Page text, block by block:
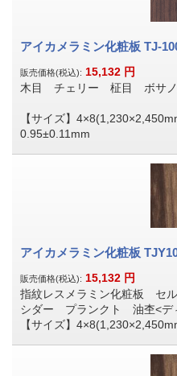
アイカメラミン化粧板 TJ-
販売価格(税込): 15,132 円
木目 チェリー 柾目 ボサノ
【サイズ】
0.95±0.11mm
アイカメラミン化粧板
販売価格(税込): 15,132 円
指紋レスメラミン化粧板 セ
シダー プランクト 油杢<デ
【サイズ】